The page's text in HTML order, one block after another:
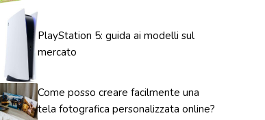
PlayStation 5: guida ai modelli sul
mercato
Come posso creare facilmente una
tela fotografica personalizzata online?